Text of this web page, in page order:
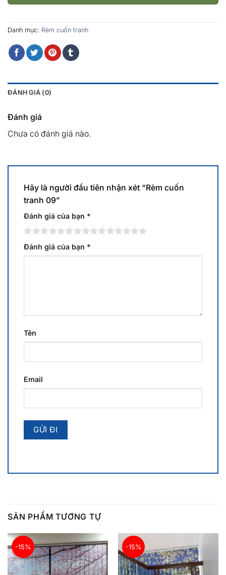
Danh mục: Rèm cuốn tranh
ĐÁNH GIÁ (0)
Đánh giá
Chưa có đánh giá nào.
Hãy là người đầu tiên nhận xét “Rèm cuốn
tranh 09”
Đánh giá của bạn *
Đánh giá của bạn *
Tên
Email
SẢN PHẨM TƯƠNG TỰ
-15% -15%